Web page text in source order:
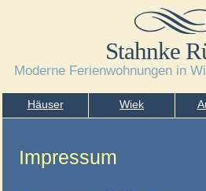
Stahnke
Moderne Ferienwohnungen in
Häuser Wiek
Impressum